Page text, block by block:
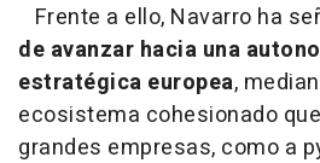
Frente a ello, Navarro ha
de avanzar hacia una
estratégica europea,
ecosistema cohesionado
grandes empresas, como a